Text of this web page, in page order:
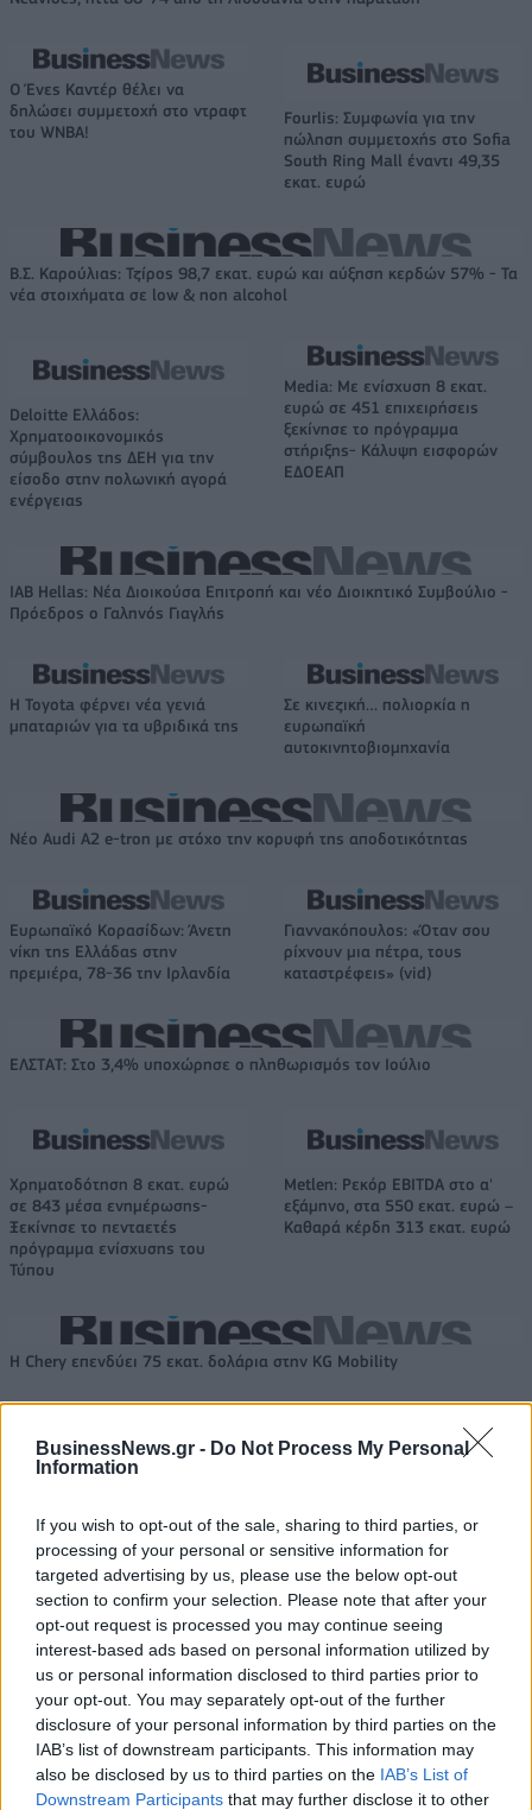
BusinessNews.gr - Do Not Process My Personal
Information
If you wish to opt-out of the sale, sharing to third parties, or
processing of your personal or sensitive information for
targeted advertising by us, please use the below opt-out
section to confirm your selection. Please note that after your
opt-out request is processed you may continue seeing
interest-based ads based on personal information utilized by
us or personal information disclosed to third parties prior to
your opt-out. You may separately opt-out of the further
disclosure of your personal information by third parties on the
IAB’s list of downstream participants. This information may
also be disclosed by us to third parties on the IAB’s List of
Downstream Participants that may further disclose it to other
Ο Ένες Καντέρ θέλει να
δηλώσει συμμετοχή στο ντραφτ
του WNBA!
Fourlis: Συμφωνία για την
πώληση συμμετοχής στο Sofia
South Ring Mall έναντι 49,35
εκατ. ευρώ
Β.Σ. Καρούλιας: Τζίρος 98,7 εκατ. ευρώ και αύξηση κερδών 57% - Τα
νέα στοιχήματα σε low & non alcohol
Deloitte Ελλάδος:
Χρηματοοικονομικός
σύμβουλος της ΔΕΗ για την
είσοδο στην πολωνική αγορά
ενέργειας
Media: Με ενίσχυση 8 εκατ.
ευρώ σε 451 επιχειρήσεις
ξεκίνησε το πρόγραμμα
στήριξης- Κάλυψη εισφορών
ΕΔΟΕΑΠ
IAB Hellas: Νέα Διοικούσα Επιτροπή και νέο Διοικητικό Συμβούλιο -
Πρόεδρος ο Γαληνός Γιαγλής
Η Toyota φέρνει νέα γενιά
μπαταριών για τα υβριδικά της
Σε κινεζική… πολιορκία η
ευρωπαϊκή
αυτοκινητοβιομηχανία
Νέο Audi A2 e-tron με στόχο την κορυφή της αποδοτικότητας
Ευρωπαϊκό Κορασίδων: Άνετη
νίκη της Ελλάδας στην
πρεμιέρα, 78-36 την Ιρλανδία
Γιαννακόπουλος: «Όταν σου
ρίχνουν μια πέτρα, τους
καταστρέφεις» (vid)
ΕΛΣΤΑΤ: Στο 3,4% υποχώρησε ο πληθωρισμός τον Ιούλιο
Χρηματοδότηση 8 εκατ. ευρώ
σε 843 μέσα ενημέρωσης-
Ξεκίνησε το πενταετές
πρόγραμμα ενίσχυσης του
Τύπου
Metlen: Ρεκόρ EBITDA στο α'
εξάμηνο, στα 550 εκατ. ευρώ –
Καθαρά κέρδη 313 εκατ. ευρώ
Η Chery επενδύει 75 εκατ. δολάρια στην KG Mobility
Το FIAT 500 Hybrid τώρα από
18.990 ευρώ
Ατρόμητος και Novibet
2028
18η συνεχόμενη χρονιά για τον ΟΤΕ στη διεθνή σειρά δεικτών
FTSE4Good
Alpha Bank: Για πρώτη φορά το Αρχαίο Θέατρο Επιδαύρου άνοιξε τις
πύλες του σε όλους